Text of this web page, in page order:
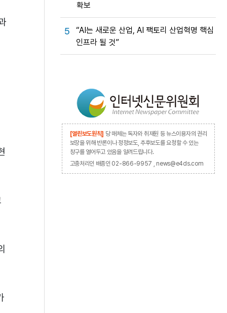
확보
5
“AI는 새로운 산업, AI 팩토리 산업혁명 핵심
인프라 될 것”
[열린보도원칙] 당 매체는 독자와 취재원 등 뉴스이용자의 권리
보장을 위해 반론이나 정정보도, 추후보도를 요청할 수 있는
창구를 열어두고 있음을 알려드립니다.
고충처리인 배종인 02-866-9957 , news@e4ds.com